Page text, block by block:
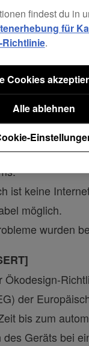
der
ist keine
möglich.
wurden
Ökodesign-
der
bis zum
des Geräts bei
findest du in
für
.
Alle ablehnen
Cookies